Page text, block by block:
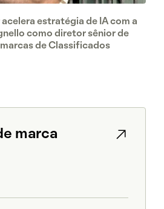
estratégia de IA com a
como diretor sênior de
de Classificados
marca